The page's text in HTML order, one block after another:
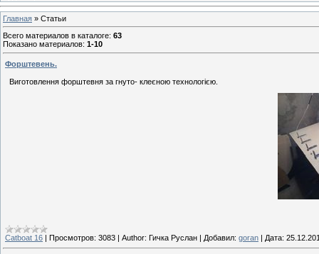
Главная » Статьи
Всего материалов в каталоге: 63
Показано материалов: 1-10
Форштевень.
Виготовлення форштевня за гнуто- клеєною технологією.
Catboat 16 | Просмотров: 3083 | Author: Гичка Руслан | Добавил: goran | Дата: